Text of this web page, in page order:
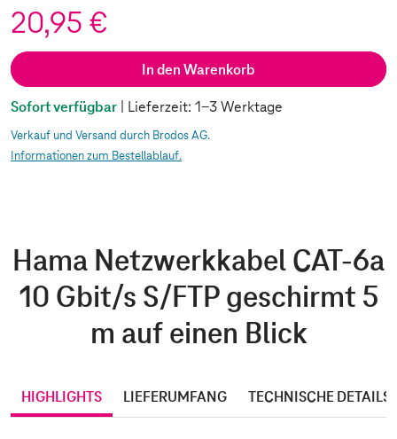
20,95 €
In den Warenkorb
Sofort verfügbar | Lieferzeit: 1-3 Werktage
Verkauf und Versand durch Brodos AG.
Informationen zum Bestellablauf.
Hama Netzwerkkabel CAT-6a
10 Gbit/s S/FTP geschirmt 5
m auf einen Blick
HIGHLIGHTS LIEFERUMFANG TECHNISCHE DETAILS